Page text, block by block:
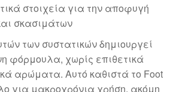
στοιχεία για την αποφυγή
σκασιμάτων
των συστατικών δημιουργεί
φόρμουλα, χωρίς επιθετικά
αρώματα. Αυτό καθιστά το Foot
για μακροχρόνια χρήση, ακόμη